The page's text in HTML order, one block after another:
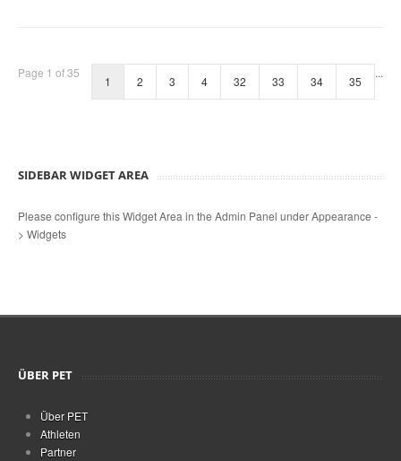
1 2 3 4
...
32 33 34 35
Page 1 of 35
SIDEBAR WIDGET AREA
Please configure this Widget Area in the Admin Panel under Appearance -
> Widgets
ÜBER PET
Über PET
Athleten
Partner